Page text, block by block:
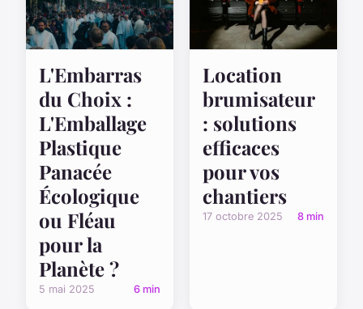
L'Embarras
du Choix :
L'Emballage
Plastique
Panacée
Écologique
ou Fléau
pour la
Planète ?
5 mai 2025 6 min
Location
brumisateur
: solutions
efficaces
pour vos
chantiers
17 octobre 2025 8 min